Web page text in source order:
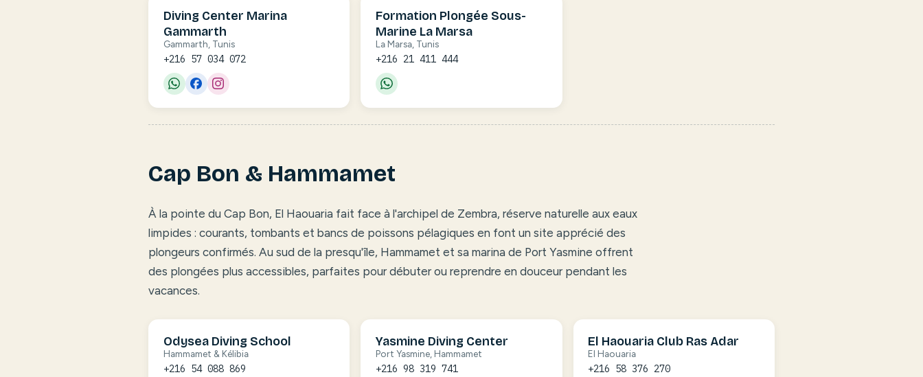
Diving Center Marina
Gammarth
Gammarth, Tunis
+216 57 034 072
Formation Plongée Sous-
Marine La Marsa
La Marsa, Tunis
+216 21 411 444
Cap Bon & Hammamet
À la pointe du Cap Bon, El Haouaria fait face à l'archipel de Zembra, réserve naturelle aux eaux
limpides : courants, tombants et bancs de poissons pélagiques en font un site apprécié des
plongeurs confirmés. Au sud de la presqu'île, Hammamet et sa marina de Port Yasmine offrent
des plongées plus accessibles, parfaites pour débuter ou reprendre en douceur pendant les
vacances.
Odysea Diving School
Hammamet & Kélibia
+216 54 088 869
Yasmine Diving Center
Port Yasmine, Hammamet
+216 98 319 741
El Haouaria Club Ras Adar
El Haouaria
+216 58 376 270